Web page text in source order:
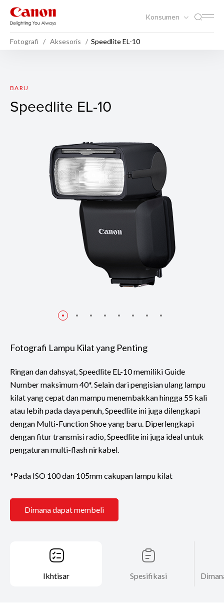
Konsumen
Fotografi Aksesoris Speedlite EL-10
Speedlite EL-10
BARU
Speedlite EL-10
Fotografi Lampu Kilat yang Penting
Ringan dan dahsyat, Speedlite EL-10 memiliki Guide
Number maksimum 40*. Selain dari pengisian ulang lampu
kilat yang cepat dan mampu menembakkan hingga 55 kali
atau lebih pada daya penuh, Speedlite ini juga dilengkapi
dengan Multi-Function Shoe yang baru. Diperlengkapi
dengan fitur transmisi radio, Speedlite ini juga ideal untuk
pengaturan multi-flash nirkabel.
*Pada ISO 100 dan 105mm cakupan lampu kilat
Dimana dapat membeli
Ikhtisar Spesifikasi